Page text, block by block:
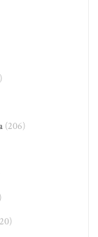
(206)